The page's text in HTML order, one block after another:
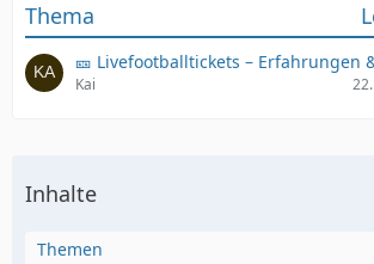
Thema
🎫 Livefootballtickets – Erfahrungen
Kai
Inhalte
Themen